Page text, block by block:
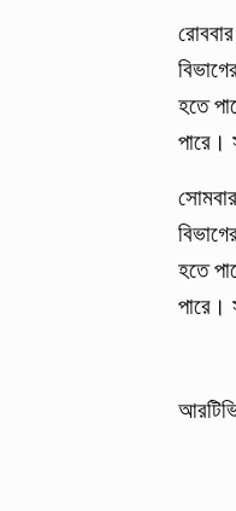
হতে
পারে।
হতে
পারে।